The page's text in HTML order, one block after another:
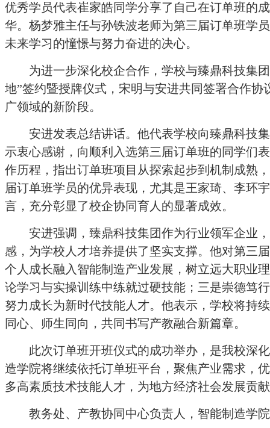
优秀学员代表崔家皓同学分享了自己在订单班的
华。杨梦雅主任与孙铁波老师为第三届订单班学
未来学习的憧憬与努力奋进的决心。
为进一步深化校企合作，学校与臻鼎科技集
地”签约暨授牌仪式，宋明与安进共同签署合作
广领域的新阶段。
安进发表总结讲话。他代表学校向臻鼎科技
示衷心感谢，向顺利入选第三届订单班的同学们
作历程，指出订单班项目从探索起步到机制成熟
届订单班学员的优异表现，尤其是王家琦、李环
言，充分彰显了校企协同育人的显著成效。
安进强调，臻鼎科技集团作为行业领军企业
感，为学校人才培养提供了坚实支撑。他对第三
个人成长融入智能制造产业发展，树立远大职业
论学习与实操训练中练就过硬技能；三是崇德笃
努力成长为新时代技能人才。他表示，学校将持
同心、师生同向，共同书写产教融合新篇章。
此次订单班开班仪式的成功举办，是我校深
造学院将继续依托订单班平台，聚焦产业需求，
多高素质技术技能人才，为地方经济社会发展贡
教务处、产教协同中心负责人，智能制造学